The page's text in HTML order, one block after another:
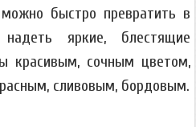
быстро превратить в
надеть яркие, блестящие
красивым, сочным цветом,
сливовым, бордовым.